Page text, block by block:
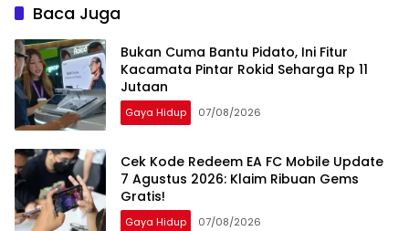
Baca Juga
Bukan Cuma Bantu Pidato, Ini Fitur
Kacamata Pintar Rokid Seharga Rp 11
Jutaan
Gaya Hidup 07/08/2026
Cek Kode Redeem EA FC Mobile Update
7 Agustus 2026: Klaim Ribuan Gems
Gratis!
Gaya Hidup 07/08/2026